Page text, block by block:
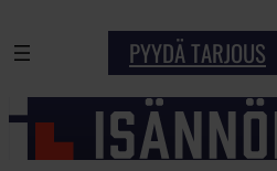
sisältöön
PYYDÄ TARJOUS